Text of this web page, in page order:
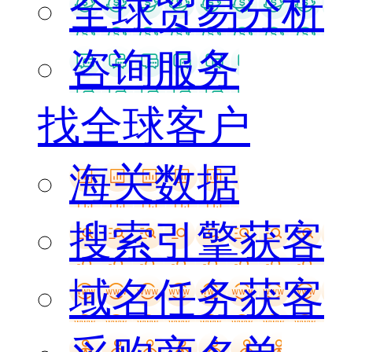
全球贸易分析
咨询服务
找全球客户
海关数据
搜索引擎获客
域名任务获客